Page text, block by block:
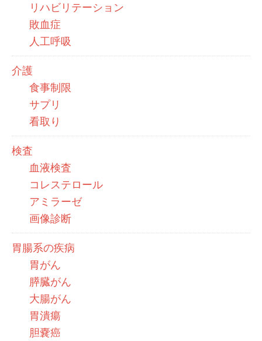
リハビリテーション
敗血症
人工呼吸
介護
食事制限
サプリ
看取り
検査
血液検査
コレステロール
アミラーゼ
画像診断
胃腸系の疾病
胃がん
膵臓がん
大腸がん
胃潰瘍
胆嚢癌